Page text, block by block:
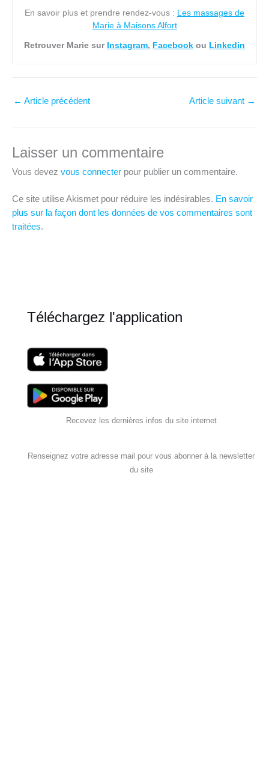
En savoir plus et prendre rendez-vous : Les massages de
Marie à Maisons Alfort
Retrouver Marie sur Instagram, Facebook ou Linkedin
← Article précédent Article suivant →
Laisser un commentaire
Vous devez vous connecter pour publier un commentaire.
Ce site utilise Akismet pour réduire les indésirables. En savoir
plus sur la façon dont les données de vos commentaires sont
traitées.
Téléchargez l'application
Recevez les dernières infos du site internet
Renseignez votre adresse mail pour vous abonner à la newsletter
du site